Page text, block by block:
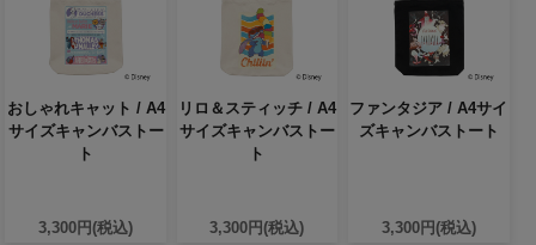
おしゃれキャット / A4
サイズキャンバストー
ト
3,300円(税込)
リロ＆スティッチ / A4
サイズキャンバストー
ト
3,300円(税込)
ファンタジア / A4サイ
ズキャンバストート
3,300円(税込)